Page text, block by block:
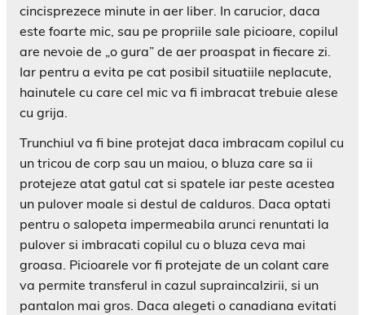
cincisprezece minute in aer liber. In carucior, daca
este foarte mic, sau pe propriile sale picioare, copilul
are nevoie de „o gura” de aer proaspat in fiecare zi.
Iar pentru a evita pe cat posibil situatiile neplacute,
hainutele cu care cel mic va fi imbracat trebuie alese
cu grija.
Trunchiul va fi bine protejat daca imbracam copilul cu
un tricou de corp sau un maiou, o bluza care sa ii
protejeze atat gatul cat si spatele iar peste acestea
un pulover moale si destul de calduros. Daca optati
pentru o salopeta impermeabila arunci renuntati la
pulover si imbracati copilul cu o bluza ceva mai
groasa. Picioarele vor fi protejate de un colant care
va permite transferul in cazul supraincalzirii, si un
pantalon mai gros. Daca alegeti o canadiana evitati